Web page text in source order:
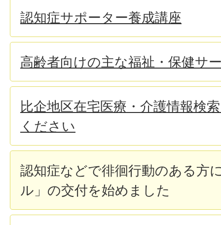
認知症サポーター養成講座
高齢者向けの主な福祉・保健サ
比企地区在宅医療・介護情報検
ください
認知症などで徘徊行動のある方
ル」の交付を始めました